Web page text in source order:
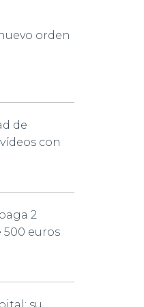
orden
de
con
2
500 euros